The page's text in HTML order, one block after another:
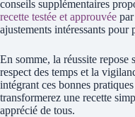
conseils supplémentaires
recette testée et approuvée
ajustements intéressants
En somme, la réussite repose
respect des temps et la
intégrant ces bonnes
transformerez une recette
apprécié de tous.